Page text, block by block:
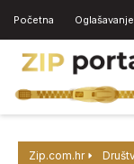
Početna Oglašavanje
Zip.com.hr